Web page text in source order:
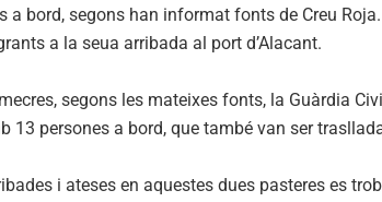
a bord, segons han informat fonts de Creu
a la seua arribada al port d’Alacant.
segons les mateixes fonts, la Guàrdia
13 persones a bord, que també van ser
i ateses en aquestes dues pasteres es